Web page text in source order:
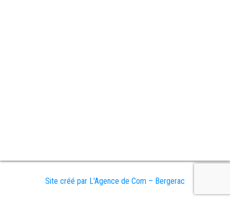
Site créé par L'Agence de Com – Bergerac